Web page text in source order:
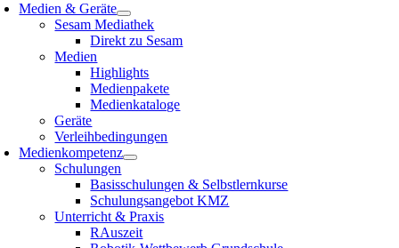
Medien & Geräte
Sesam Mediathek
Direkt zu Sesam
Medien
Highlights
Medienpakete
Medienkataloge
Geräte
Verleihbedingungen
Medienkompetenz
Schulungen
Basisschulungen & Selbstlernkurse
Schulungsangebot KMZ
Unterricht & Praxis
RAuszeit